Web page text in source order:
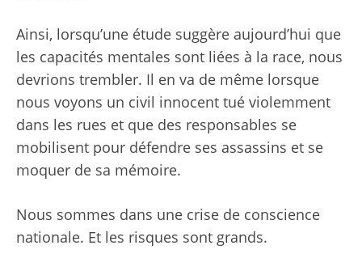
Ainsi, lorsqu’une étude suggère aujourd’hui que
les capacités mentales sont liées à la race, nous
devrions trembler. Il en va de même lorsque
nous voyons un civil innocent tué violemment
dans les rues et que des responsables se
mobilisent pour défendre ses assassins et se
moquer de sa mémoire.
Nous sommes dans une crise de conscience
nationale. Et les risques sont grands.